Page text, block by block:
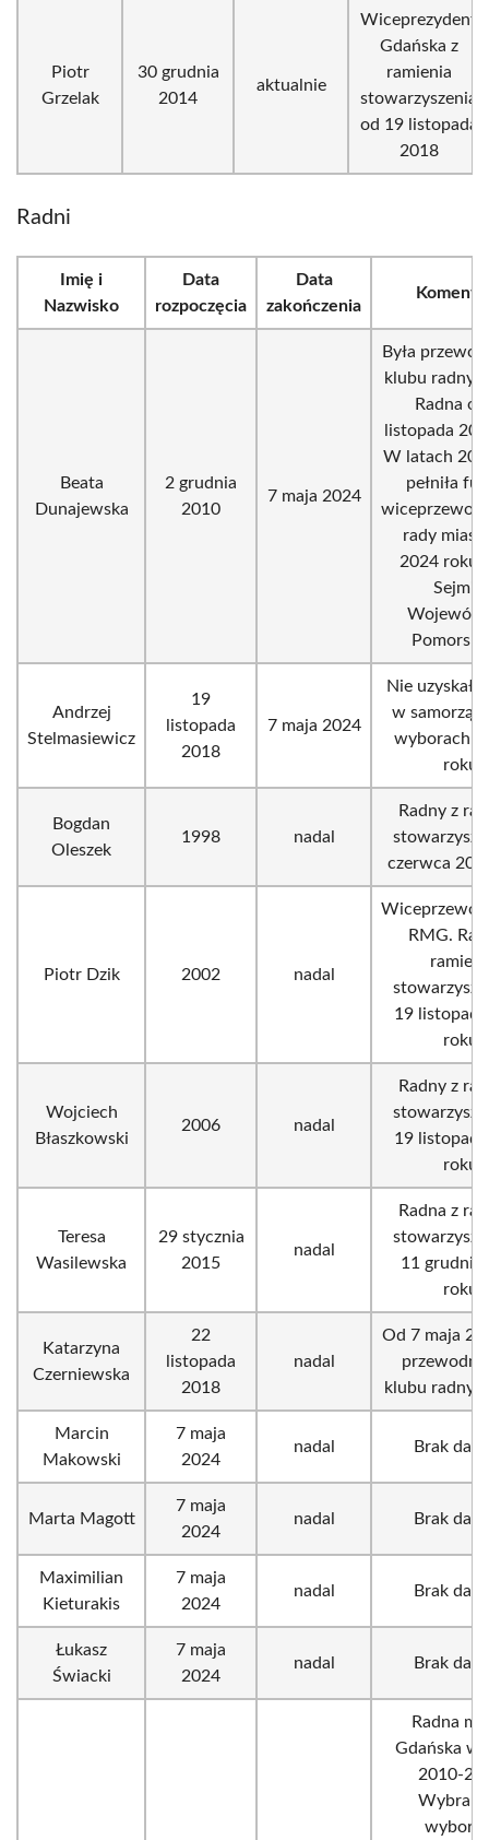
Piotr
Grzelak
30 grudnia
2014
aktualnie
Wiceprezydent
Gdańska z
ramienia
stowarzyszenia
od 19 listopada
2018
Radni
Imię i
Nazwisko
Data
rozpoczęcia
Data
zakończenia
Beata
Dunajewska
2 grudnia
2010
7 maja 2024
Była
klubu
Radna
listopada
W latach
pełniła
rady
2024 roku
Andrzej
Stelmasiewicz
19
listopada
2018
7 maja 2024
Nie uzyskał
w
wyborach
roku.
Bogdan
Oleszek
1998 nadal
Radny z
czerwca
Piotr Dzik 2002 nadal
RMG.
19
roku.
Wojciech
Błaszkowski
2006 nadal
Radny z
19
roku.
Teresa
Wasilewska
29 stycznia
2015
nadal
Radna z
11 grudnia
roku.
Katarzyna
Czerniewska
22
listopada
2018
nadal
Od 7 maja
klubu
Marcin
Makowski
7 maja
2024
nadal Brak
Marta Magott
7 maja
2024
nadal Brak
Maximilian
Kieturakis
7 maja
2024
nadal Brak
Łukasz
Świacki
7 maja
2024
nadal Brak
Radna
Gdańska w
2010-